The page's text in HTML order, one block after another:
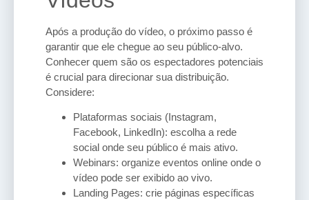
Após a produção do vídeo, o próximo passo é
garantir que ele chegue ao seu público-alvo.
Conhecer quem são os espectadores potenciais
é crucial para direcionar sua distribuição.
Considere:
Plataformas sociais (Instagram,
Facebook, LinkedIn): escolha a rede
social onde seu público é mais ativo.
Webinars: organize eventos online onde o
vídeo pode ser exibido ao vivo.
Landing Pages: crie páginas específicas